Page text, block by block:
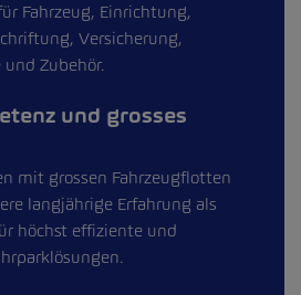
Fahrzeug, Einrichtung,
Versicherung,
und Zubehör.
und grosses
mit grossen Fahrzeugflotten
langjährige Erfahrung als
höchst effiziente und